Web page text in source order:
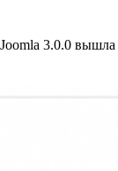
3.0.0 вышла